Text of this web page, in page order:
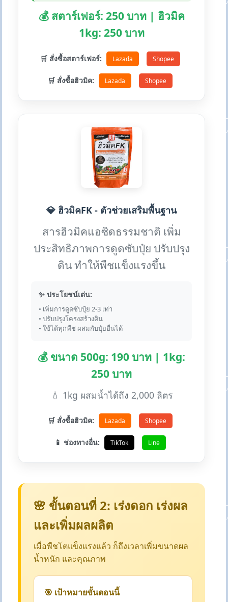
💰 สตาร์เฟอร์: 250 บาท | ฮิวมิค
1kg: 250 บาท
🛒 สั่งซื้อสตาร์เฟอร์: Lazada Shopee
🛒 สั่งซื้อฮิวมิค: Lazada Shopee
💎 ฮิวมิคFK - ตัวช่วยเสริมพื้นฐาน
สารฮิวมิคแอซิดธรรมชาติ เพิ่ม
ประสิทธิภาพการดูดซับปุ๋ย ปรับปรุง
ดิน ทำให้พืชแข็งแรงขึ้น
✨ ประโยชน์เด่น:
• เพิ่มการดูดซับปุ๋ย 2-3 เท่า
• ปรับปรุงโครงสร้างดิน
• ใช้ได้ทุกพืช ผสมกับปุ๋ยอื่นได้
💰 ขนาด 500g: 190 บาท | 1kg:
250 บาท
💧 1kg ผสมน้ำได้ถึง 2,000 ลิตร
🛒 สั่งซื้อฮิวมิค: Lazada Shopee
📱 ช่องทางอื่น: TikTok Line
🌸 ขั้นตอนที่ 2: เร่งดอก เร่งผล
และเพิ่มผลผลิต
เมื่อพืชโตแข็งแรงแล้ว ก็ถึงเวลาเพิ่มขนาดผล
น้ำหนัก และคุณภาพ
🎯 เป้าหมายขั้นตอนนี้